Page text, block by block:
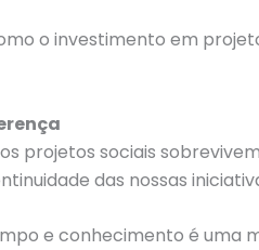
o investimento em
projetos sociais
das nossas
e conhecimento é uma